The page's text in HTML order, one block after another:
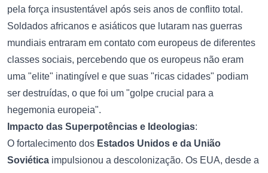
pela força insustentável após seis anos de conflito total.
Soldados africanos e asiáticos que lutaram nas guerras
mundiais entraram em contato com europeus de diferentes
classes sociais, percebendo que os europeus não eram
uma "elite" inatingível e que suas "ricas cidades" podiam
ser destruídas, o que foi um "golpe crucial para a
hegemonia europeia".
Impacto das Superpotências e Ideologias:
O fortalecimento dos Estados Unidos e da União
Soviética impulsionou a descolonização. Os EUA, desde a